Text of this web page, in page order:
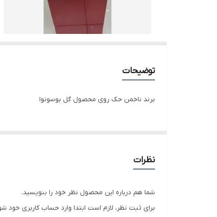
توضیحات
برند ناخمن حک روی محصول گل بوسونوا
نظرات
شما هم درباره این محصول نظر خود را بنویسید.
برای ثبت نظر، لازم است ابتدا وارد حساب کاربری خود